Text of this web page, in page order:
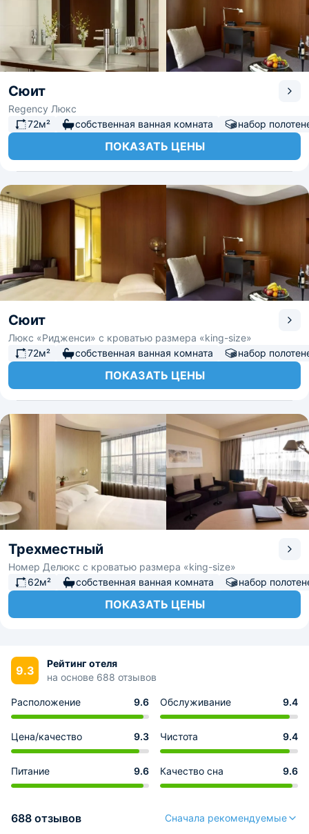
Сюит
Regency Люкс
72м²
собственная ванная комната набор
ПОКАЗАТЬ ЦЕНЫ
Сюит
Люкс «Ридженси» с кроватью размера «king-size»
72м²
собственная ванная комната набор
ПОКАЗАТЬ ЦЕНЫ
Трехместный
Номер Делюкс с кроватью размера «king-size»
62м²
собственная ванная комната набор
ПОКАЗАТЬ ЦЕНЫ
9.3
Рейтинг отеля
на основе 688 отзывов
Расположение 9.6 Обслуживание 9.4
Цена/качество 9.3 Чистота 9.4
Питание 9.6 Качество сна 9.6
688 отзывов Сначала рекомендуемые